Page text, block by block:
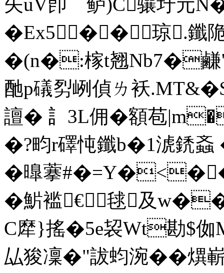
�Ex5��琼.鑯
�(n�:榢t翘Nb7�鹻
酏p礒劽峢偵ㄌ袄
譠� 訁3L佣�額苞
�?畇r礋忳鑯b�1淲鋵
�曍藆
� 魸褴€︸毬及
C犘}搖�5e袃Wt勘$侞
厸狻凜�"詙蚐涴��熼